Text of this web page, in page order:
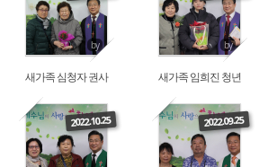
by
새가족 심청자 권사
by
새가족 임희진 청년
2022.10.25
Read More
2022.09.25
Read More